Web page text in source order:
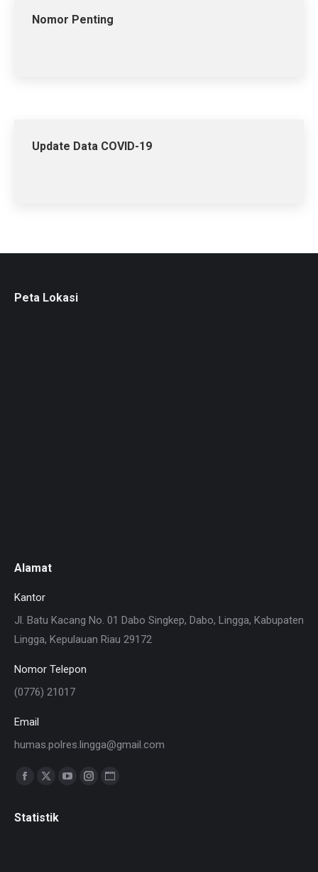
Nomor Penting
Update Data COVID-19
Peta Lokasi
Alamat
Kantor
Jl. Batu Kacang No. 01 Dabo Singkep, Dabo, Lingga, Kabupaten
Lingga, Kepulauan Riau 29172
Nomor Telepon
(0776) 21017
Email
humas.polres.lingga@gmail.com
Find us on:
Facebook
opens
X
opens
YouTube
Instagram
Website
Statistik